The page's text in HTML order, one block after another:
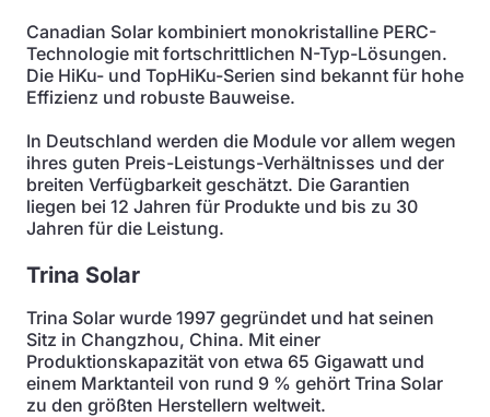
Canadian Solar kombiniert monokristalline PERC-
Technologie mit fortschrittlichen N-Typ-Lösungen.
Die HiKu- und TopHiKu-Serien sind bekannt für hohe
Effizienz und robuste Bauweise.
In Deutschland werden die Module vor allem wegen
ihres guten Preis-Leistungs-Verhältnisses und der
breiten Verfügbarkeit geschätzt. Die Garantien
liegen bei 12 Jahren für Produkte und bis zu 30
Jahren für die Leistung.
Trina Solar
Trina Solar wurde 1997 gegründet und hat seinen
Sitz in Changzhou, China. Mit einer
Produktionskapazität von etwa 65 Gigawatt und
einem Marktanteil von rund 9 % gehört Trina Solar
zu den größten Herstellern weltweit.